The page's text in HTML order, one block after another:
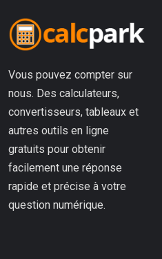
Vous pouvez compter sur
nous. Des calculateurs,
convertisseurs, tableaux et
autres outils en ligne
gratuits pour obtenir
facilement une réponse
rapide et précise à votre
question numérique.